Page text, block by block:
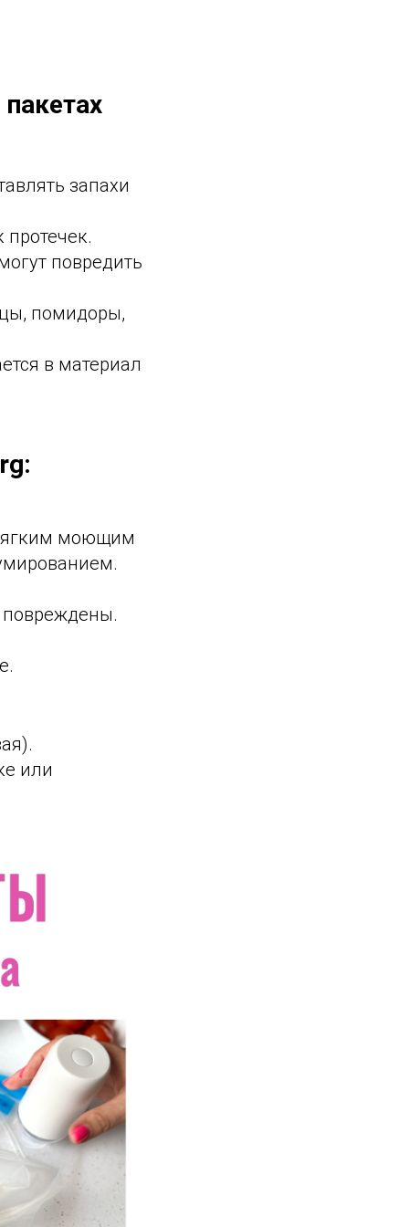
запахи
повредить
помидоры,
в материал
моющим
повреждены.
или